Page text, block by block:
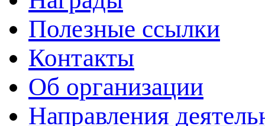
Полезные ссылки
Контакты
Об организации
Направления